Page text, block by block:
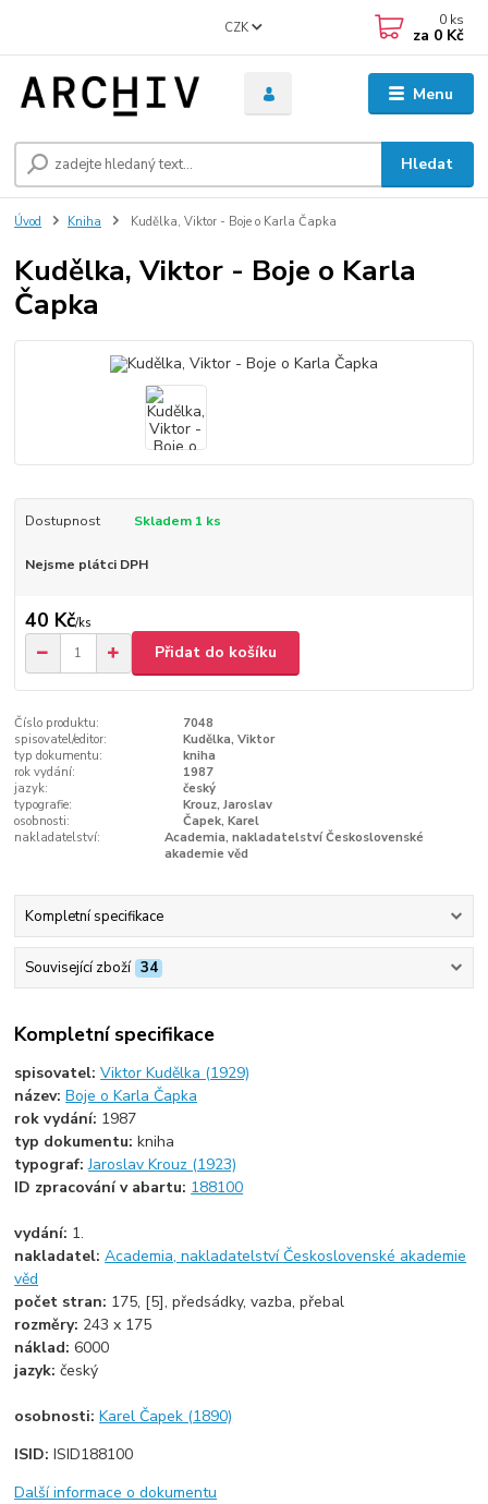
Menu
CZK
Hledat
0 ks
za 0 Kč
Úvod Kniha Kudělka, Viktor - Boje o Karla Čapka
Kudělka, Viktor - Boje o Karla
Čapka
Dostupnost Skladem 1 ks
Nejsme plátci DPH
40 Kč/ks
Přidat do košíku
Číslo produktu:
7048
spisovatel/editor:
Kudělka, Viktor
typ dokumentu:
kniha
rok vydání:
1987
jazyk:
český
typografie:
Krouz, Jaroslav
osobnosti:
Čapek, Karel
nakladatelství:
Academia, nakladatelství Československé
akademie věd
Kompletní specifikace
Související zboží 34
Kompletní specifikace
spisovatel:Viktor Kudělka (1929)
název:Boje o Karla Čapka
rok vydání: 1987
typ dokumentu:kniha
typograf:Jaroslav Krouz (1923)
ID zpracování v abartu: 188100
vydání: 1.
nakladatel:Academia, nakladatelství Československé akademie
věd
počet stran: 175, [5], předsádky, vazba, přebal
rozměry: 243 x 175
náklad:6000
jazyk:český
osobnosti:Karel Čapek (1890)
ISID:ISID188100
Další informace o dokumentu